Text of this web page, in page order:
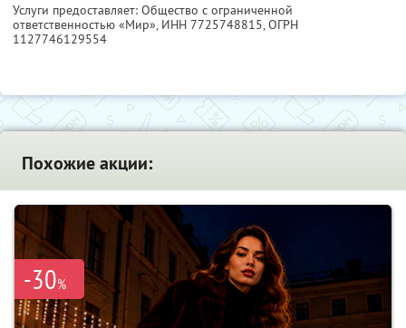
Услуги предоставляет: Общество с ограниченной
ответственностью «Мир», ИНН 7725748815, ОГРН
1127746129554
Похожие акции:
-30%